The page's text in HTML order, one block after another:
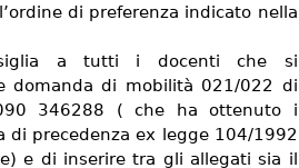
di preferenza indicato nella
a tutti i docenti che si
domanda di mobilità 021/022 di
346288 ( che ha ottenuto i
di precedenza ex legge 104/1992
e di inserire tra gli allegati sia il